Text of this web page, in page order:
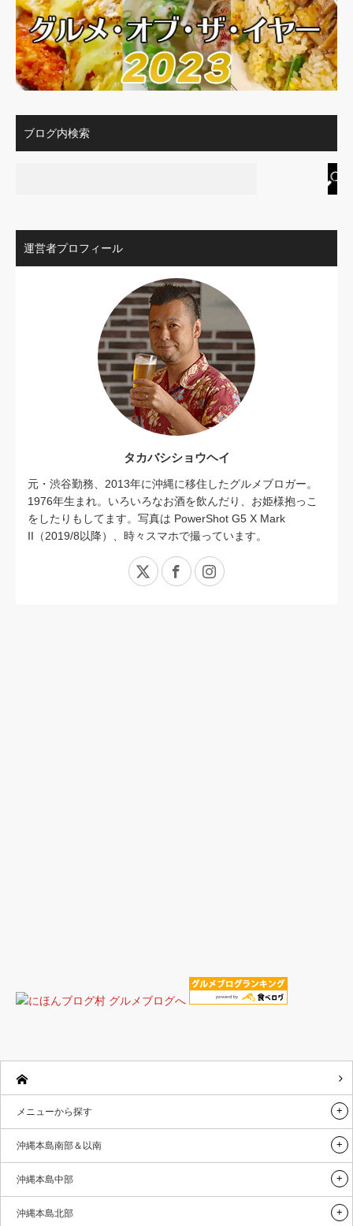
ブログ内検索
運営者プロフィール
タカバシショウヘイ
元・渋谷勤務、2013年に沖縄に移住したグルメブロガー。
1976年生まれ。いろいろなお酒を飲んだり、お姫様抱っこ
をしたりもしてます。写真は PowerShot G5 X Mark
II（2019/8以降）、時々スマホで撮っています。
X FacebookInstagram
メニューから探す
沖縄本島南部＆以南
沖縄本島中部
沖縄本島北部